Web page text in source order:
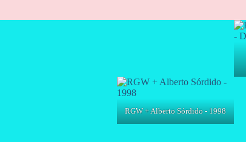
RGW + Alberto Sórdido - 1998